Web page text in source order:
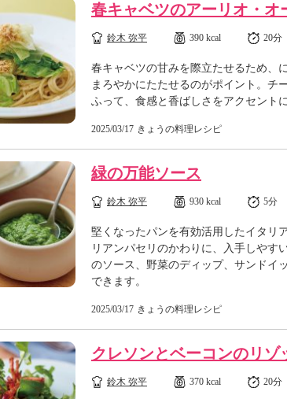
春キャベツのアーリオ・オ
鈴木 弥平 390 kcal 20分
春キャベツの甘みを際立たせるため、
まろやかにたたせるのがポイント。チ
ふって、食感と香ばしさをアクセント
2025/03/17 きょうの料理レシピ
緑の万能ソース
鈴木 弥平 930 kcal 5分
堅くなったパンを有効活用したイタリ
リアンパセリのかわりに、入手しやす
のソース、野菜のディップ、サンドイ
できます。
2025/03/17 きょうの料理レシピ
クレソンとベーコンのリゾ
鈴木 弥平 370 kcal 20分